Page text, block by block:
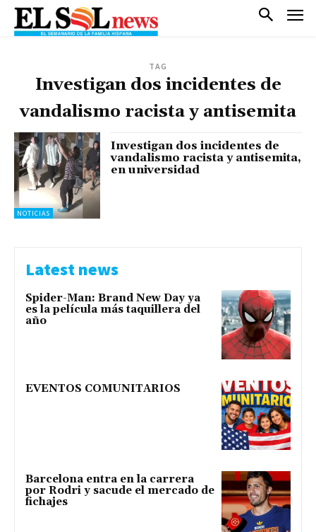
TAG
Investigan dos incidentes de
vandalismo racista y antisemita
NOTICIAS
Investigan dos incidentes de
vandalismo racista y antisemita,
en universidad
Latest news
Spider-Man: Brand New Day ya
es la película más taquillera del
año
EVENTOS COMUNITARIOS
Barcelona entra en la carrera
por Rodri y sacude el mercado de
fichajes